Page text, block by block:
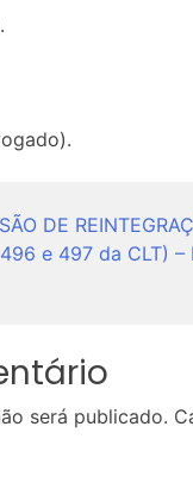
DE
e 497 da CLT) –
será publicado.